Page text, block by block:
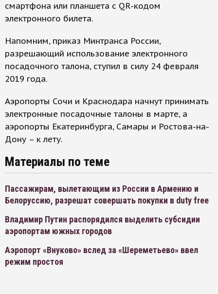
смартфона или планшета с QR-кодом
электронного билета.
Напомним, приказ Минтранса России,
разрешающий использование электронного
посадочного талона, ступил в силу 24 февраля
2019 года.
Аэропорты Сочи и Краснодара начнут принимать
электронные посадочные талоны в марте, а
аэропорты Екатеринбурга, Самары и Ростова-на-
Дону – к лету.
Материалы по теме
Пассажирам, вылетающим из России в Армению и
Белоруссию, разрешат совершать покупки в duty free
Владимир Путин распорядился выделить субсидии
аэропортам южных городов
Аэропорт «Внуково» вслед за «Шереметьево» ввел
режим простоя